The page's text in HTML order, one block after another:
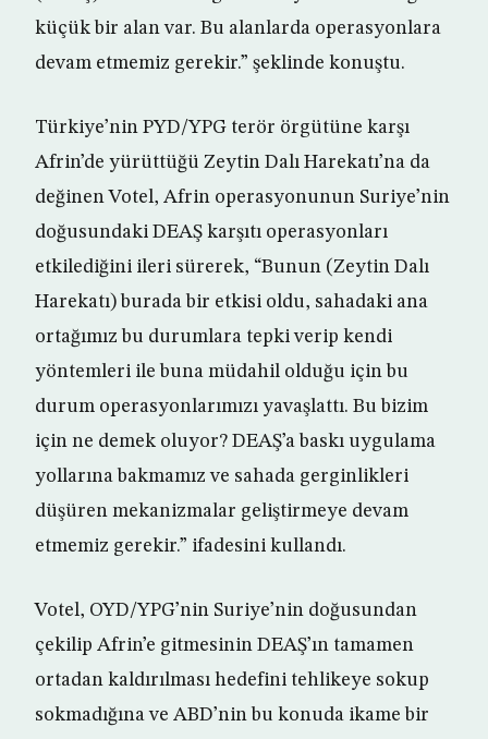
küçük bir alan var. Bu alanlarda operasyonlara
devam etmemiz gerekir.” şeklinde konuştu.
Türkiye’nin PYD/YPG terör örgütüne karşı
Afrin’de yürüttüğü Zeytin Dalı Harekatı’na da
değinen Votel, Afrin operasyonunun Suriye’nin
doğusundaki DEAŞ karşıtı operasyonları
etkilediğini ileri sürerek, “Bunun (Zeytin Dalı
Harekatı) burada bir etkisi oldu, sahadaki ana
ortağımız bu durumlara tepki verip kendi
yöntemleri ile buna müdahil olduğu için bu
durum operasyonlarımızı yavaşlattı. Bu bizim
için ne demek oluyor? DEAŞ’a baskı uygulama
yollarına bakmamız ve sahada gerginlikleri
düşüren mekanizmalar geliştirmeye devam
etmemiz gerekir.” ifadesini kullandı.
Votel, OYD/YPG’nin Suriye’nin doğusundan
çekilip Afrin’e gitmesinin DEAŞ’ın tamamen
ortadan kaldırılması hedefini tehlikeye sokup
sokmadığına ve ABD’nin bu konuda ikame bir